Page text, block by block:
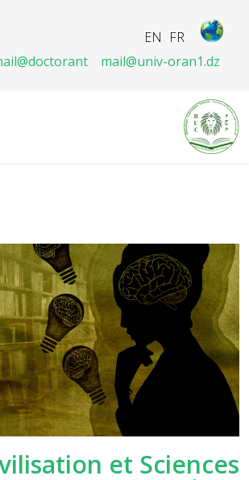
FR
EN
mail@univ-oran1.dz
et Sciences